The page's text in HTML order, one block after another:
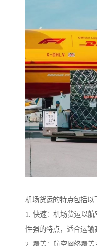
机场货运的特点包括以
1. 快速：机场货运以
性强的特点，适合运输
2. 覆盖：航空网络覆